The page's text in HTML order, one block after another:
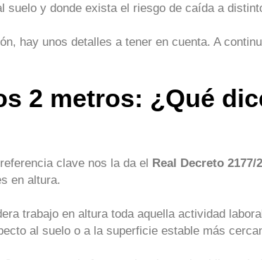
suelo y donde exista el riesgo de caída a
hay unos detalles a tener en cuenta. A
2 metros: ¿Qué
clave nos la da el Real Decreto 2177/
en altura.
trabajo en altura toda aquella actividad
al suelo o a la superficie estable más